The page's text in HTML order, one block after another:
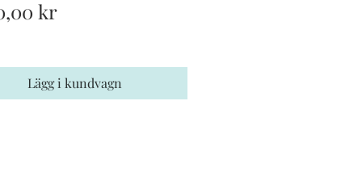
krPris
Lägg i kundvagn